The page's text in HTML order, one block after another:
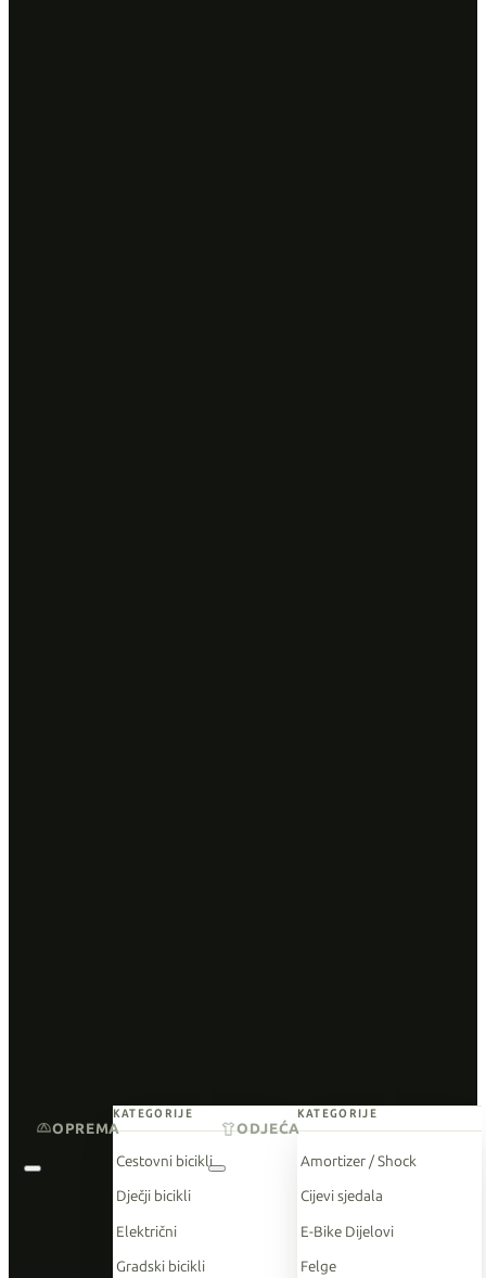
KATEGORIJE
Cestovni bicikli
Dječji bicikli
Električni
Gradski bicikli
KATEGORIJE
Amortizer / Shock
Cijevi sjedala
E-Bike Dijelovi
Felge
OPREMA ODJEĆA